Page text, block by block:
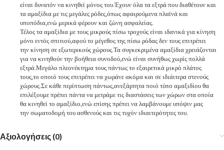
είναι δυνατόν να κινηθεί μόνος του.Έχουν όλα τα εξτρά που διαθέτουν και
τα αμαξίδια με τις μεγάλες ρόδες,όπως αφαιρούμενα πλαϊνά και
υποπόδια,ενώ μερικά φέρουν και ζώνη ασφαλείας.
Τέλος τα αμαξίδια με τους μικρούς πίσω τροχούς είναι ιδανικά για κίνηση
μόνο εντός σπιτιού,αφού το μέγεθος της πίσω ρόδας δεν τους επιτρέπει
την κίνηση σε εξωτερικούς χώρους.Τα συγκεκριμένα αμαξίδια χρειάζονται
για να κινηθούν την βοήθεια συνοδού,ενώ είναι συνήθως χωρίς πολλά
εξτρά.Μεγάλο πλεονέκτημα τους πάντως το εξαιρετικά μικρό πλάτος
τους,το οποιό τους επιτρέπει να χωράνε ακόμα και σε ιδιάιτερα στενούς
χώρους.Σε κάθε περίπτωση πάντως,ανεξάρτητα ποιό τύπο αμαξιδίου θα
επιλέξουμε πρέπει πάντα να μετράμε τις διαστάσεις των χώρων στα οποία
θα κινηθεί το αμαξίδιο,ενώ επίσης πρέπει να λαμβάνουμε υπόψιν μας
την σωματοδομή του ασθενούς και τις τυχόν ιδιαιτερότητες του.
Αξιολογήσεις (0)